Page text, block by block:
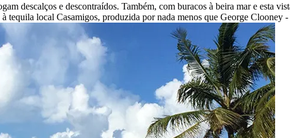
descalços e descontraídos. Também, com buracos à beira mar e esta
tequila local Casamigos, produzida por nada menos que George